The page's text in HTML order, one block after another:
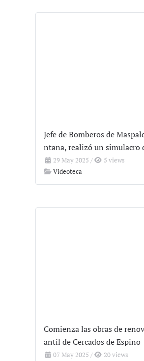
Jefe de Bomberos de
ntana, realizó un simulacro
29 May 2025 /
5 views
Videoteca
Comienza las obras de
antil de Cercados de Espino
07 May 2025 /
20 views